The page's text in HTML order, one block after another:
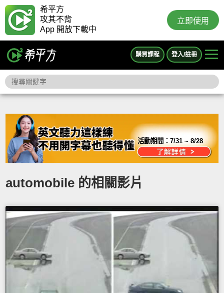
希平方
攻其不背
App 開放下載中
立即使用
購買課程 登入/註冊
活動期間：7/31 ~ 8/28
automobile 的相關影片